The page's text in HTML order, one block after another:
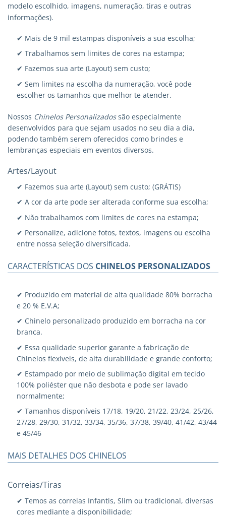
modelo escolhido, imagens, numeração, tiras e outras
informações).
✔ Mais de 9 mil estampas disponíveis a sua escolha;
✔ Trabalhamos sem limites de cores na estampa;
✔ Fazemos sua arte (Layout) sem custo;
✔ Sem limites na escolha da numeração, você pode
escolher os tamanhos que melhor te atender.
Nossos Chinelos Personalizadossão especialmente
desenvolvidos para que sejam usados no seu dia a dia,
podendo também serem oferecidos como brindes e
lembranças especiais em eventos diversos.
Artes/Layout
✔ Fazemos sua arte (Layout) sem custo; (GRÁTIS)
✔ A cor da arte pode ser alterada conforme sua escolha;
✔ Não trabalhamos com limites de cores na estampa;
✔ Personalize, adicione fotos, textos, imagens ou escolha
entre nossa seleção diversificada.
CARACTERÍSTICAS DOS CHINELOS PERSONALIZADOS
✔ Produzido em material de alta qualidade 80% borracha
e 20 % E.V.A;
✔ Chinelo personalizado produzido em borracha na cor
branca.
✔ Essa qualidade superior garante a fabricação de
Chinelos flexíveis, de alta durabilidade e grande conforto;
✔ Estampado por meio de sublimação digital em tecido
100% poliéster que não desbota e pode ser lavado
normalmente;
✔ Tamanhos disponíveis 17/18, 19/20, 21/22, 23/24, 25/26,
27/28, 29/30, 31/32, 33/34, 35/36, 37/38, 39/40, 41/42, 43/44
e 45/46
MAIS DETALHES DOS CHINELOS
Correias/Tiras
✔ Temos as correias Infantis, Slim ou tradicional, diversas
cores mediante a disponibilidade;